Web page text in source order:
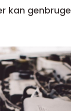
kan genbruge